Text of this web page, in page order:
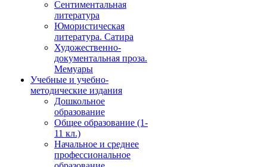
Сентиментальная
литература
Юмористическая
литература. Сатира
Художественно-
документальная проза.
Мемуары
Учебные и учебно-
методические издания
Дошкольное
образование
Общее образование (1-
11 кл.)
Начальное и среднее
профессиональное